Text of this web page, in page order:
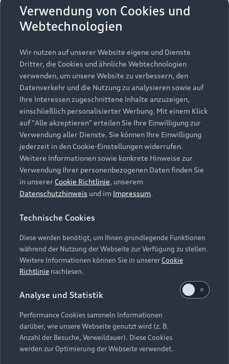
Verwendung von Cookies und
Webtechnologien
Wir nutzen auf unserer Website eigene und Dienste
Dritter, die Cookies und ähnliche Webtechnologien
verwenden, um unsere Website zu verbessern, den
Datenverkehr und die Nutzung zu analysieren sowie auf
Ihre Interessen zugeschnittene Inhalte anzuzeigen,
einschließlich personalisierter Werbung. Mit einem Klick
auf "Alle akzeptieren" erteilen Sie Ihre Einwilligung zur
Verwendung aller Dienste. Sie können Ihre Einwilligung
jederzeit in den Cookie-Einstellungen widerrufen.
Weitere Informationen sowie konkrete Hinweise zur
Verwendung Ihrer personenbezogenen Daten finden Sie
in unserer Cookie Richtlinie, unserem
Datenschutzhinweis und im Impressum.
Technische Cookies
Diese werden benötigt, um Ihnen grundlegende Funktionen
während der Nutzung der Webseite zur Verfügung zu stellen.
Weitere Informationen können Sie in unsererCookie
Richtlinie nachlesen.
Analyse und Statistik
Performance Cookies sammeln Informationen
darüber, wie unsere Webseite genutzt wird (z. B.
Anzahl der Besuche, Verweildauer). Diese Cookies
werden zur Optimierung der Webseite verwendet.
Modelle
Alle Modelle
Modelle vergleichen
Elektromodelle
Plug-in-Hybride
Kaufen & leasen
Neuwagensuche
Gebrauchtwagensuche
Gebrauchtwagen
Finanzierung
Aktionen & Angebote
Geschäftskunden
Service & Zubehör
Saisonale Angebote
Audi Services
Garantie
Audi digital services
myAudi
Support
Kundenservice
Händlersuche
Audi Code
Online-Terminvereinbarung
Servicekontakt
Vertrag widerrufen
Über Audi
Unternehmen
Karriere
Investor Relations
Presse & Media Center
Datenschutz
Audi erleben
Newsletter
Impressum Rechtliches
Hinweisgebersystem
Datenschutzinformation
Cookie-Einstellungen
Cookie-Richtlinie
Barrierefreiheit
Hinweis: Die aktuelle Darstellung und Anordnung der
Embleme am Fahrzeug bei allen Abbildungen auf dieser
Webseite kann abweichen.